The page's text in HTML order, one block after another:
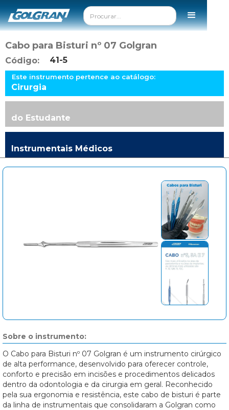
Cabo para Bisturi nº 07 Golgran
Código: 41-5
Este instrumento pertence ao catálogo:
Cirurgia
do Estudante
Instrumentais Médicos
Sobre o instrumento:
O Cabo para Bisturi nº 07 Golgran é um instrumento cirúrgico
de alta performance, desenvolvido para oferecer controle,
conforto e precisão em incisões e procedimentos delicados
dentro da odontologia e da cirurgia em geral. Reconhecido
pela sua ergonomia e resistência, este cabo de bisturi é parte
da linha de instrumentais que consolidaram a Golgran como